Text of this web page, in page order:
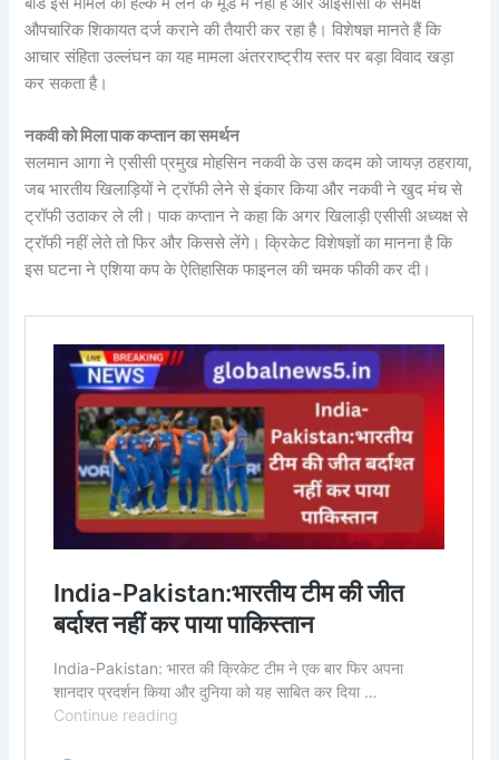
औपचारिक शिकायत दर्ज कराने की तैयारी कर रहा है। विशेषज्ञ मानते हैं कि
आचार संहिता उल्लंघन का यह मामला अंतरराष्ट्रीय स्तर पर बड़ा विवाद खड़ा
कर सकता है।
नकवी को मिला पाक कप्तान का समर्थन
सलमान आगा ने एसीसी प्रमुख मोहसिन नकवी के उस कदम को जायज़ ठहराया,
जब भारतीय खिलाड़ियों ने ट्रॉफी लेने से इंकार किया और नकवी ने खुद मंच से
ट्रॉफी उठाकर ले ली। पाक कप्तान ने कहा कि अगर खिलाड़ी एसीसी अध्यक्ष से
ट्रॉफी नहीं लेते तो फिर और किससे लेंगे। क्रिकेट विशेषज्ञों का मानना है कि
इस घटना ने एशिया कप के ऐतिहासिक फाइनल की चमक फीकी कर दी।